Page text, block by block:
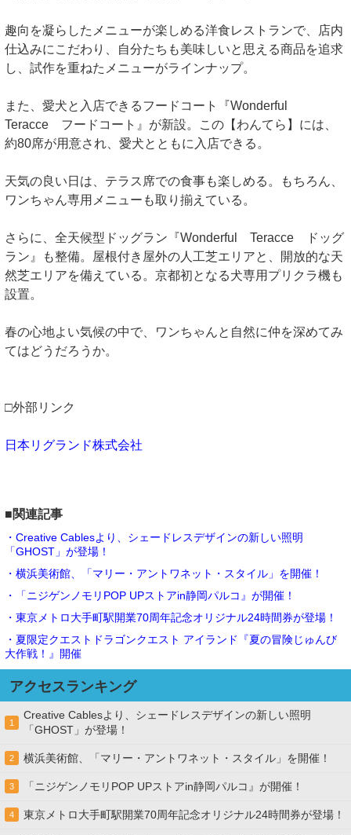
趣向を凝らしたメニューが楽しめる洋食レストランで、店内
仕込みにこだわり、自分たちも美味しいと思える商品を追求
し、試作を重ねたメニューがラインナップ。
また、愛犬と入店できるフードコート『Wonderful
Teracce フードコート』が新設。この【わんてら】には、
約80席が用意され、愛犬とともに入店できる。
天気の良い日は、テラス席での食事も楽しめる。もちろん、
ワンちゃん専用メニューも取り揃えている。
さらに、全天候型ドッグラン『Wonderful Teracce ドッグ
ラン』も整備。屋根付き屋外の人工芝エリアと、開放的な天
然芝エリアを備えている。京都初となる犬専用プリクラ機も
設置。
春の心地よい気候の中で、ワンちゃんと自然に仲を深めてみ
てはどうだろうか。
□外部リンク
日本リグランド株式会社
■関連記事
・Creative Cablesより、シェードレスデザインの新しい照明
「GHOST」が登場！
・横浜美術館、「マリー・アントワネット・スタイル」を開催！
・「ニジゲンノモリPOP UPストアin静岡パルコ』が開催！
・東京メトロ大手町駅開業70周年記念オリジナル24時間券が登場！
・夏限定クエストドラゴンクエスト アイランド『夏の冒険じゅんび
大作戦！』開催
アクセスランキング
1
Creative Cablesより、シェードレスデザインの新しい照明
「GHOST」が登場！
2 横浜美術館、「マリー・アントワネット・スタイル」を開催！
3 「ニジゲンノモリPOP UPストアin静岡パルコ』が開催！
4 東京メトロ大手町駅開業70周年記念オリジナル24時間券が登場！